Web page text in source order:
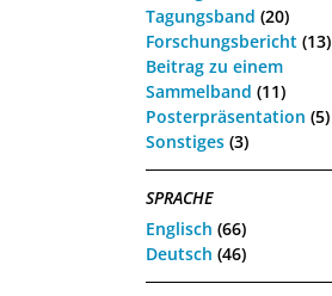
Tagungsband (20)
Forschungsbericht (13)
Beitrag zu einem
Sammelband (11)
Posterpräsentation (5)
Sonstiges (3)
SPRACHE
Englisch (66)
Deutsch (46)